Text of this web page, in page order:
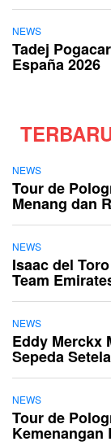
NEWS
Tadej
España 2026
NEWS
Tour de
Menang dan
NEWS
Isaac del
Team
NEWS
Eddy Merckx
Sepeda
NEWS
Tour de
Kemenangan